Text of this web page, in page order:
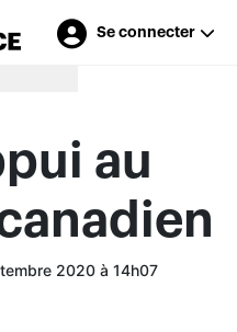
Se connecter
au
2020 à 14h07